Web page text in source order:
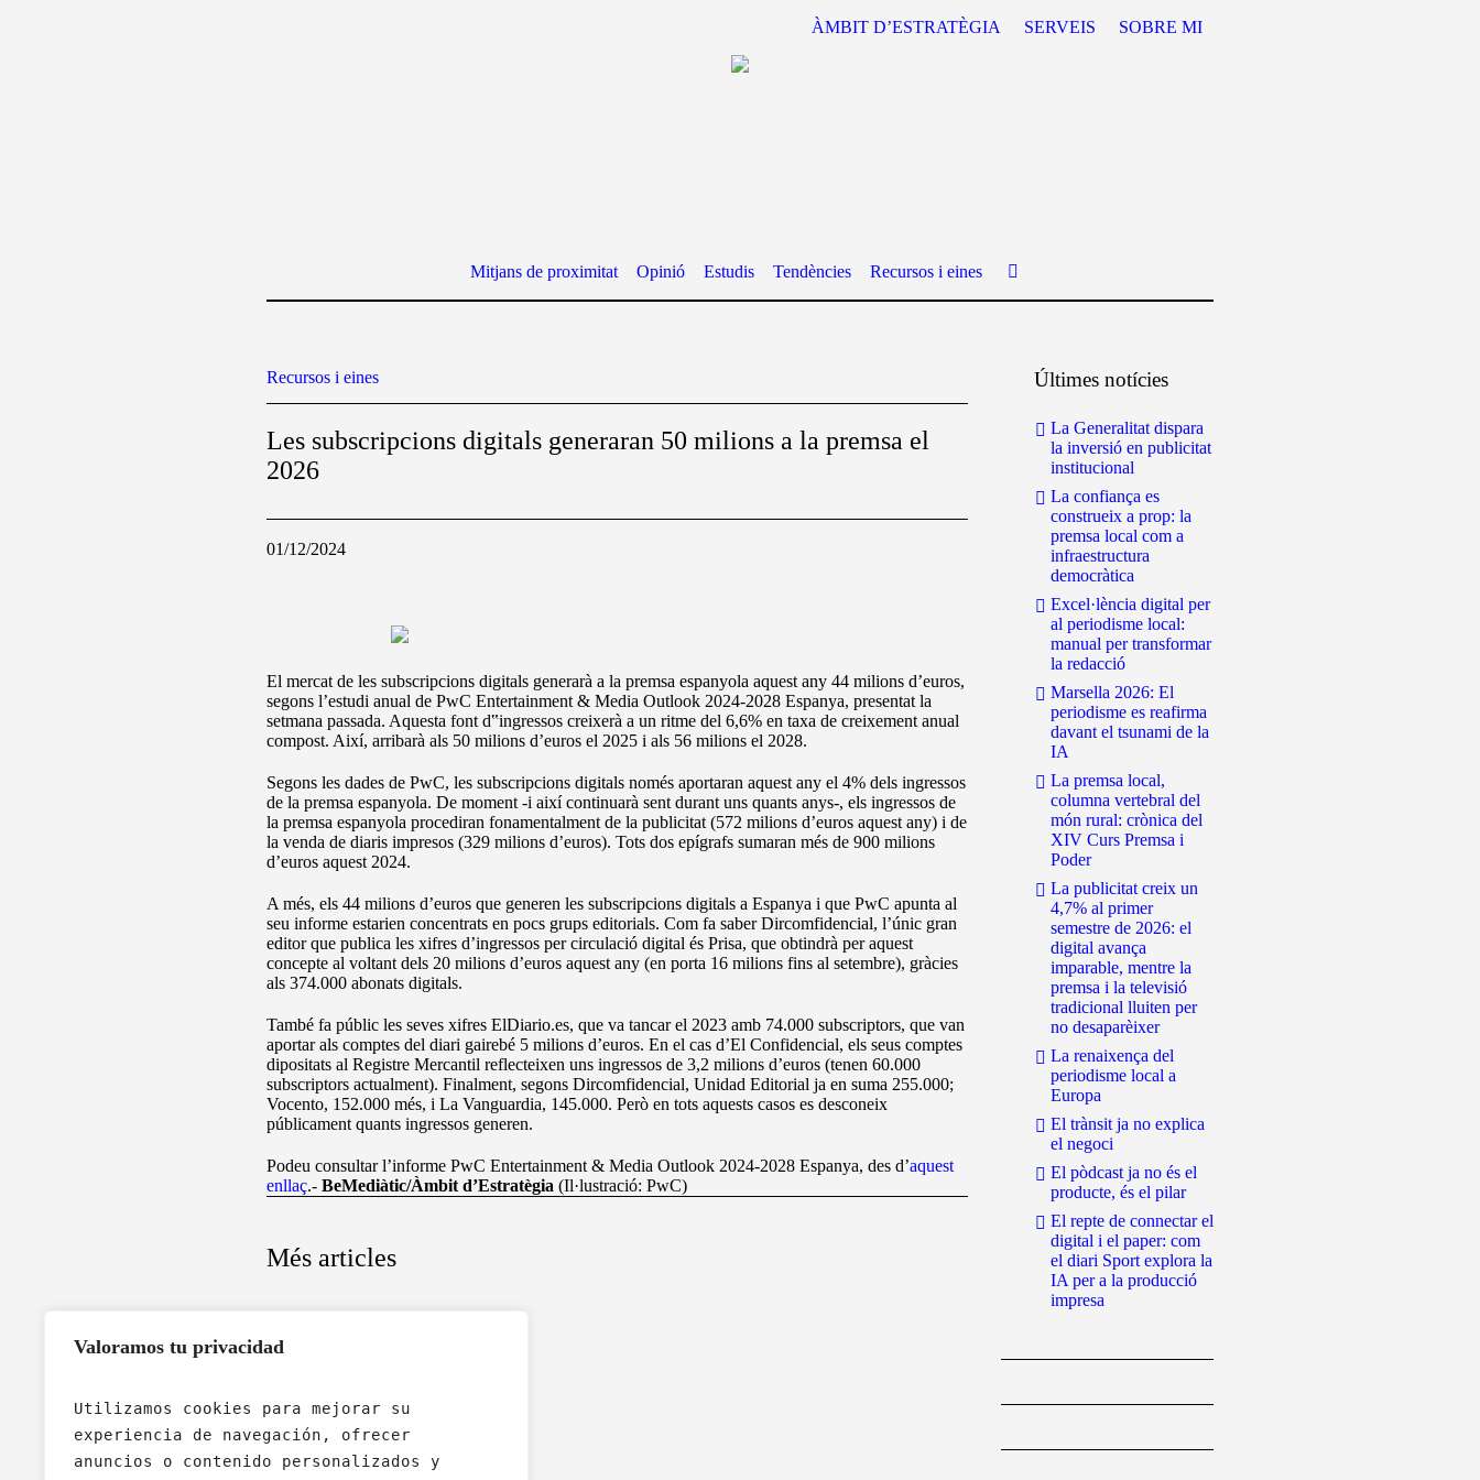
Valoramos tu privacidad
Utilizamos cookies para mejorar su
experiencia de navegación, ofrecer
anuncios o contenido personalizados y
ÀMBIT D’ESTRATÈGIA SERVEIS SOBRE MI
Mitjans de proximitat Opinió Estudis Tendències Recursos i eines
Recursos i eines
Les subscripcions digitals generaran 50 milions a la premsa el
2026
01/12/2024
El mercat de les subscripcions digitals generarà a la premsa espanyola aquest any 44 milions d’euros,
segons l’estudi anual de PwC Entertainment & Media Outlook 2024-2028 Espanya, presentat la
setmana passada. Aquesta font d‟ingressos creixerà a un ritme del 6,6% en taxa de creixement anual
compost. Així, arribarà als 50 milions d’euros el 2025 i als 56 milions el 2028.
Segons les dades de PwC, les subscripcions digitals només aportaran aquest any el 4% dels ingressos
de la premsa espanyola. De moment -i així continuarà sent durant uns quants anys-, els ingressos de
la premsa espanyola procediran fonamentalment de la publicitat (572 milions d’euros aquest any) i de
la venda de diaris impresos (329 milions d’euros). Tots dos epígrafs sumaran més de 900 milions
d’euros aquest 2024.
A més, els 44 milions d’euros que generen les subscripcions digitals a Espanya i que PwC apunta al
seu informe estarien concentrats en pocs grups editorials. Com fa saber Dircomfidencial, l’únic gran
editor que publica les xifres d’ingressos per circulació digital és Prisa, que obtindrà per aquest
concepte al voltant dels 20 milions d’euros aquest any (en porta 16 milions fins al setembre), gràcies
als 374.000 abonats digitals.
També fa públic les seves xifres ElDiario.es, que va tancar el 2023 amb 74.000 subscriptors, que van
aportar als comptes del diari gairebé 5 milions d’euros. En el cas d’El Confidencial, els seus comptes
dipositats al Registre Mercantil reflecteixen uns ingressos de 3,2 milions d’euros (tenen 60.000
subscriptors actualment). Finalment, segons Dircomfidencial, Unidad Editorial ja en suma 255.000;
Vocento, 152.000 més, i La Vanguardia, 145.000. Però en tots aquests casos es desconeix
públicament quants ingressos generen.
Podeu consultar l’informe PwC Entertainment & Media Outlook 2024-2028 Espanya, des d’aquest
enllaç.- BeMediàtic/Àmbit d’Estratègia (Il·lustració: PwC)
Més articles
Últimes notícies
La Generalitat dispara
la inversió en publicitat
institucional
La confiança es
construeix a prop: la
premsa local com a
infraestructura
democràtica
Excel·lència digital per
al periodisme local:
manual per transformar
la redacció
Marsella 2026: El
periodisme es reafirma
davant el tsunami de la
IA
La premsa local,
columna vertebral del
món rural: crònica del
XIV Curs Premsa i
Poder
La publicitat creix un
4,7% al primer
semestre de 2026: el
digital avança
imparable, mentre la
premsa i la televisió
tradicional lluiten per
no desaparèixer
La renaixença del
periodisme local a
Europa
El trànsit ja no explica
el negoci
El pòdcast ja no és el
producte, és el pilar
El repte de connectar el
digital i el paper: com
el diari Sport explora la
IA per a la producció
impresa